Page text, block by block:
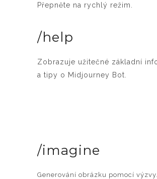
Přepněte na rychlý režim.
/help
Zobrazuje užitečné základní
a tipy o Midjourney Bot.
/imagine
Generování obrázku pomocí výzvy.